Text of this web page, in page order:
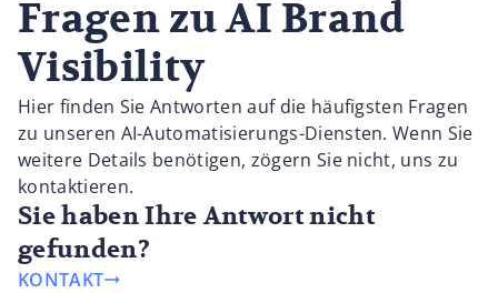
Fragen zu AI Brand
Visibility
Hier finden Sie Antworten auf die häufigsten Fragen
zu unseren AI-Automatisierungs-Diensten. Wenn Sie
weitere Details benötigen, zögern Sie nicht, uns zu
kontaktieren.
Sie haben Ihre Antwort nicht
gefunden?
KONTAKT